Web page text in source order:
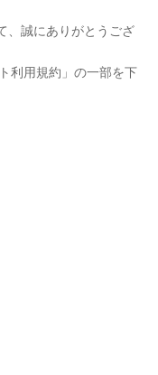
、誠にありがとうござ
利用規約」の一部を下